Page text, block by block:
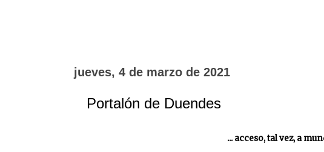
jueves, 4 de marzo de 2021
Portalón de Duendes
... acceso, tal vez, a